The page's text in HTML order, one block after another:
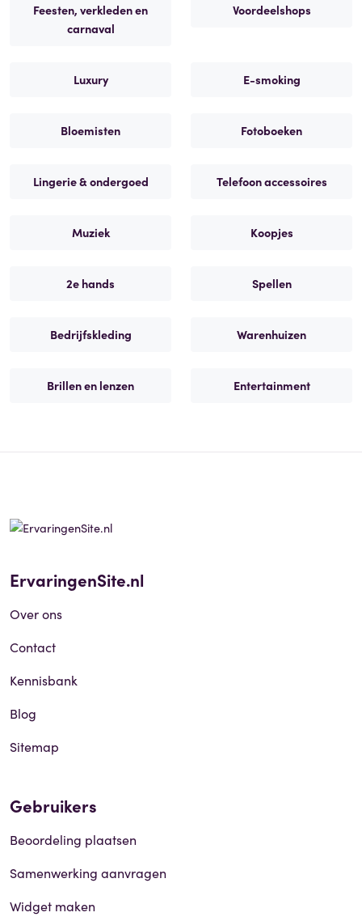
Feesten, verkleden en
carnaval
Voordeelshops
Luxury E-smoking
Bloemisten Fotoboeken
Lingerie & ondergoed Telefoon accessoires
Muziek Koopjes
2e hands Spellen
Bedrijfskleding Warenhuizen
Brillen en lenzen Entertainment
ErvaringenSite.nl
Over ons
Contact
Kennisbank
Blog
Sitemap
Gebruikers
Beoordeling plaatsen
Samenwerking aanvragen
Widget maken